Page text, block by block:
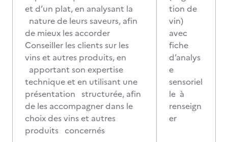
et d’un plat, en analysant la
nature de leurs saveurs, afin
de mieux les accorder
Conseiller les clients sur les
vins et autres produits, en
apportant son expertise
technique et en utilisant une
présentation structurée, afin
de les accompagner dans le
choix des vins et autres
produits concernés
tion de
vin)
avec
fiche
d’analys
e
sensoriel
le à
renseign
er